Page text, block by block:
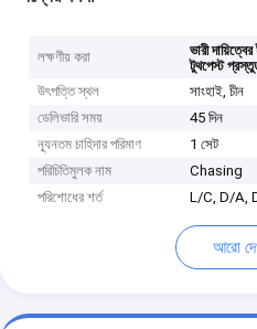
লক্ষণীয় করা ভারী
টুথপেস্ট
উৎপত্তি স্থল
সাংহাই, চীন
ডেলিভারি সময়
45 দিন
ন্যূনতম চাহিদার পরিমাণ
1 সেট
পরিচিতিমুলক নাম
Chasing
পরিশোধের শর্ত
L/C, D/A,
আরো